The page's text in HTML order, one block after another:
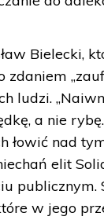
Bielecki,
zdaniem
ludzi.
a nie
nad
elit
publicznym.
w jego